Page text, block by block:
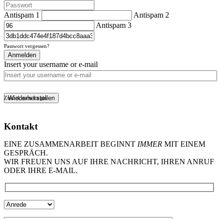
Antispam 1
Antispam 2
Antispam 3
Passwort vergessen?
Anmelden
Insert your username or e-mail
Zurück zum Login
Wiederherstellen
Kontakt
EINE ZUSAMMENARBEIT BEGINNT IMMER MIT EINEM
GESPRÄCH.
WIR FREUEN UNS AUF IHRE NACHRICHT, IHREN ANRUF
ODER IHRE E-MAIL.